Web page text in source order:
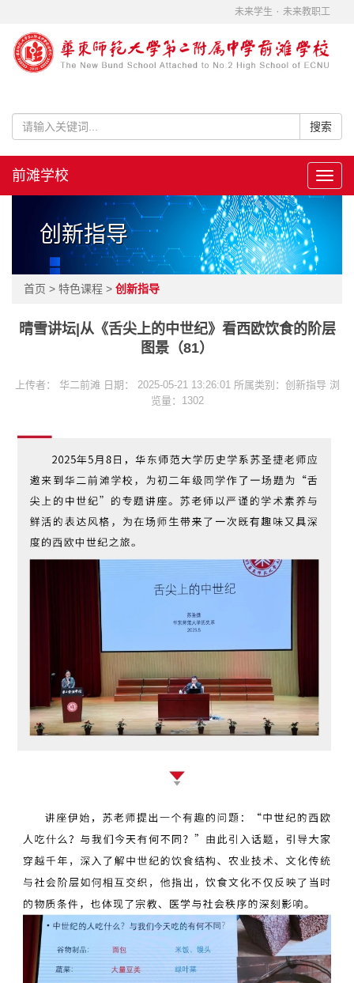
未来学生 · 未来教职工
前滩学校
创新指导
首页 > 特色课程 > 创新指导
晴雪讲坛|从《舌尖上的中世纪》看西欧饮食的阶层
图景（81）
上传者： 华二前滩 日期： 2025-05-21 13:26:01 所属类别：创新指导 浏
览量：1302